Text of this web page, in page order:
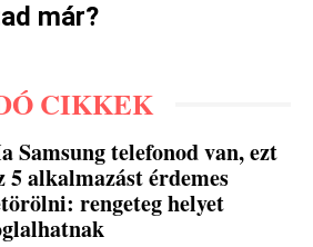
már?
CIKKEK
Samsung telefonod van, ezt
5 alkalmazást érdemes
rengeteg helyet